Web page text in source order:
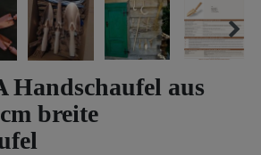
Handschaufel aus
breite